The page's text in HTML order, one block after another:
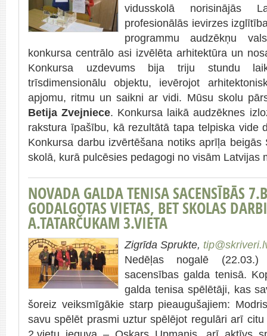
vidusskolā norisinājās
profesionālās ievirzes
programmu audzēkņu
konkursa centrālo asi izvēlēta arhitektūra un
Konkursa uzdevums bija triju stundu
trīsdimensionālu objektu, ievērojot
apjomu, ritmu un saikni ar vidi. Mūsu skolu
Betija Zvejniece. Konkursa laikā audzēknes
rakstura īpašību, kā rezultātā tapa telpiska vide
Konkursa darbu izvērtēšana notiks aprīļa
skolā, kurā pulcēsies pedagogi no visām Latvijas
NOVADA GALDA TENISA SACENSĪBĀS
GODALGOTAS VIETAS, BET SKOLAS
A.TATARČUKAM 3.VIETA
Zigrīda Sprukte,
Nedēļas nogalē
sacensības galda tenisā.
galda tenisa spēlētāji, kas
šoreiz veiksmīgākie starp pieaugušajiem:
savu spēlēt prasmi uztur spēlējot regulāri arī